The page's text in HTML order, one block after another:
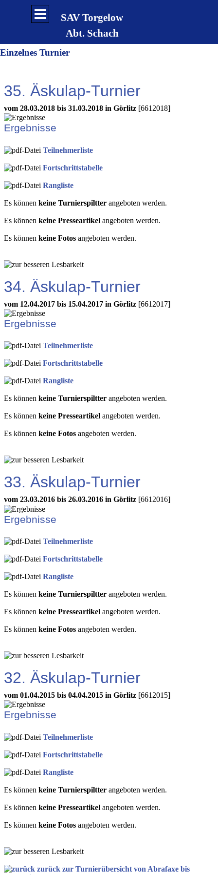
Direkt zum Seiteninhalt
SAV Torgelow
Abt. Schach
Menü überspringen
Einzelnes Turnier
35. Äskulap-Turnier
vom 28.03.2018 bis 31.03.2018 in Görlitz [6612018]
Ergebnisse
Teilnehmerliste
Fortschrittstabelle
Rangliste
Es können keine Turnierspiltter angeboten werden.
Es können keine Presseartikel angeboten werden.
Es können keine Fotos angeboten werden.
34. Äskulap-Turnier
vom 12.04.2017 bis 15.04.2017 in Görlitz [6612017]
Ergebnisse
Teilnehmerliste
Fortschrittstabelle
Rangliste
Es können keine Turnierspiltter angeboten werden.
Es können keine Presseartikel angeboten werden.
Es können keine Fotos angeboten werden.
33. Äskulap-Turnier
vom 23.03.2016 bis 26.03.2016 in Görlitz [6612016]
Ergebnisse
Teilnehmerliste
Fortschrittstabelle
Rangliste
Es können keine Turnierspiltter angeboten werden.
Es können keine Presseartikel angeboten werden.
Es können keine Fotos angeboten werden.
32. Äskulap-Turnier
vom 01.04.2015 bis 04.04.2015 in Görlitz [6612015]
Ergebnisse
Teilnehmerliste
Fortschrittstabelle
Rangliste
Es können keine Turnierspiltter angeboten werden.
Es können keine Presseartikel angeboten werden.
Es können keine Fotos angeboten werden.
zurück zur Turnierübersicht von Abrafaxe bis